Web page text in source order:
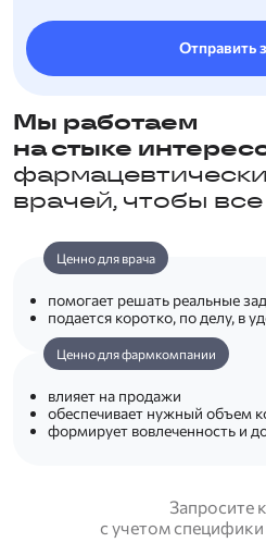
Отправить
Мы работаем
на стыке
врачей, чтобы
Ценно для врача
помогает решать реальные
подается коротко, по делу, в
Ценно для фармкомпании
влияет на продажи
обеспечивает нужный объем
формирует вовлеченность и
Запросите
с учетом